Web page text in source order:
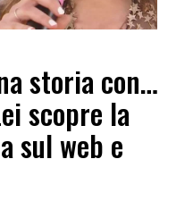
storia con…
scopre la
sul web e